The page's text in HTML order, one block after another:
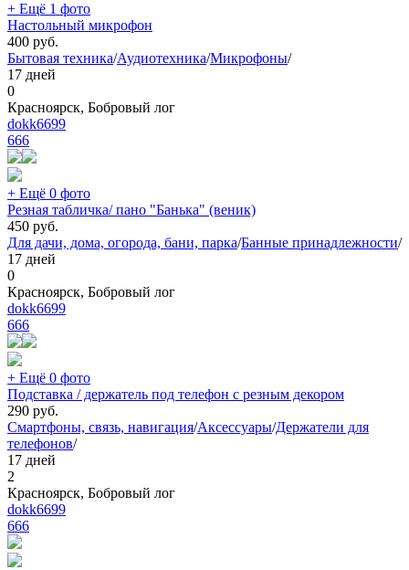
+ Ещё 1 фото
Настольный микрофон
400 руб.
Бытовая техника/Аудиотехника/Микрофоны/
17 дней
0
Красноярск, Бобровый лог
dokk6699
666
+ Ещё 0 фото
Резная табличка/ пано "Банька" (веник)
450 руб.
Для дачи, дома, огорода, бани, парка/Банные принадлежности/
17 дней
0
Красноярск, Бобровый лог
dokk6699
666
+ Ещё 0 фото
Подставка / держатель под телефон с резным декором
290 руб.
Смартфоны, связь, навигация/Аксессуары/Держатели для
телефонов/
17 дней
2
Красноярск, Бобровый лог
dokk6699
666